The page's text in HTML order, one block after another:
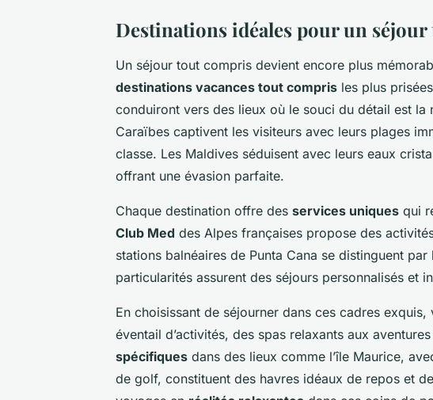
Destinations idéales pour un
Un séjour tout compris devient encore plus
destinations vacances tout compris les plus
conduiront vers des lieux où le souci du détail est la
Caraïbes captivent les visiteurs avec leurs plages
classe. Les Maldives séduisent avec leurs eaux
offrant une évasion parfaite.
Chaque destination offre des services uniques qui
Club Med des Alpes françaises propose des
stations balnéaires de Punta Cana se distinguent
particularités assurent des séjours personnalisés et
En choisissant de séjourner dans ces cadres
éventail d’activités, des spas relaxants aux
spécifiques dans des lieux comme l’île Maurice,
de golf, constituent des havres idéaux de repos et